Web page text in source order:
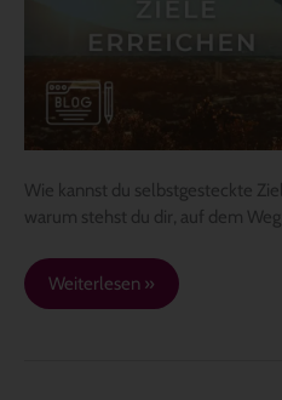
Wie kannst du selbstgesteckte
warum stehst du dir, auf dem
Weiterlesen »